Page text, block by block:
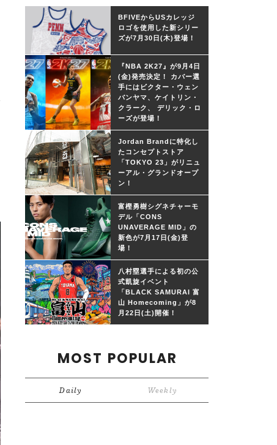
BFIVEからUSカレッジ
ロゴを使用した新シリー
ズが7月30日(木)登場！
『NBA 2K27』が9月4日
(金)発売決定！ カバー選
手にはビクター・ウェン
バンヤマ、ケイトリン・
クラーク、 デリック・ロ
ーズが登場！
Jordan Brandに特化し
たコンセプトストア
「TOKYO 23」がリニュ
ーアル・グランドオープ
ン！
富樫勇樹シグネチャーモ
デル「CONS
UNAVERAGE MID」の
新色が7月17日(金)登
場！
八村塁選手による初の公
式凱旋イベント
「BLACK SAMURAI 富
山 Homecoming」が8
月22日(土)開催！
MOST POPULAR
Daily Weekly